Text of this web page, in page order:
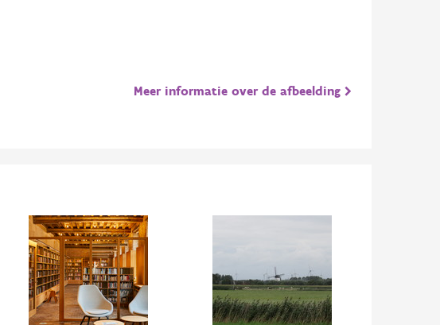
Meer informatie over de afbeelding